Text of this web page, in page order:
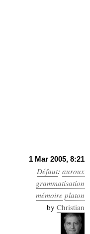
1 Mar 2005, 8:21
Défaut: auroux
grammatisation
mémoire platon
by Christian